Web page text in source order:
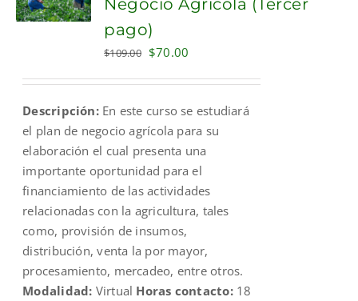
pago)
$109.00 Original
$109.00.
$70.00
$70.00.
Descripción:En este curso se estudiará
el plan de negocio agrícola para su
elaboración el cual presenta una
importante oportunidad para el
financiamiento de las actividades
relacionadas con la agricultura, tales
como, provisión de insumos,
distribución, venta la por mayor,
procesamiento, mercadeo, entre otros.
Modalidad: Virtual Horas contacto:18